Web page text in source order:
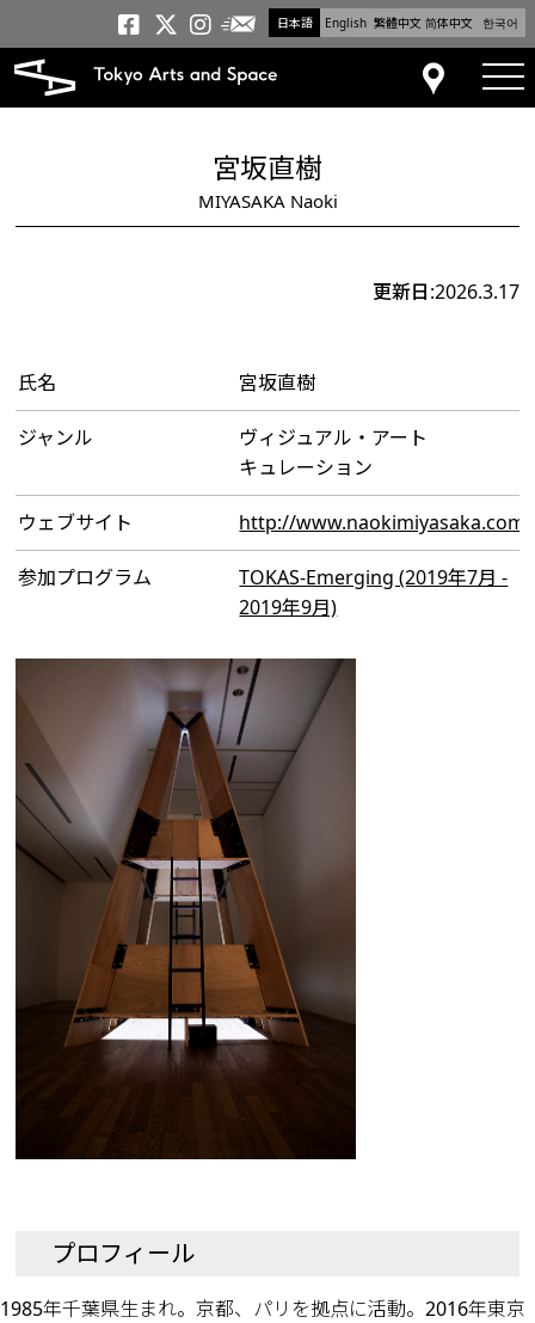
日本語 English 繁體中文 简体中文 한국어
トーキョーアーツアンド
トーキョーアーツアンド
トーキョーアーツア
メールニュース
アクセス
宮坂直樹
MIYASAKA Naoki
更新日:2026.3.17
氏名 宮坂直樹
ジャンル
ヴィジュアル・アート
キュレーション
ウェブサイト http://www.naokimiyasaka.com/
参加プログラム
TOKAS-Emerging (2019年7月 -
2019年9月)
プロフィール
1985年千葉県生まれ。京都、パリを拠点に活動。2016年東京